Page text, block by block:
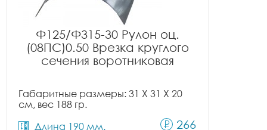
Ф125/Ф315-30 Рулон оц.
(08ПС)0.50 Врезка круглого
сечения воротниковая
Габаритные размеры: 31 X 31 X 20
см, вес 188 гр.
Длина 190 мм.
266